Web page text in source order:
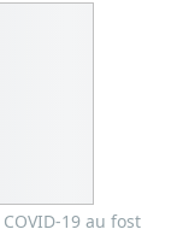
19 au fost